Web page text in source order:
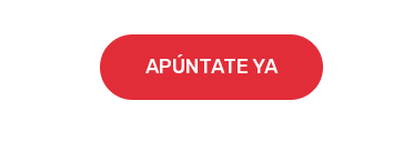
APÚNTATE YA